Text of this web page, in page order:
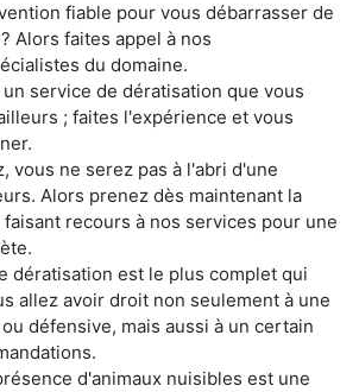
fiable pour vous débarrasser de
Alors faites appel à nos
du domaine.
service de dératisation que vous
; faites l'expérience et vous
vous ne serez pas à l'abri d'une
Alors prenez dès maintenant la
recours à nos services pour une
dératisation est le plus complet qui
allez avoir droit non seulement à une
défensive, mais aussi à un certain
d'animaux nuisibles est une